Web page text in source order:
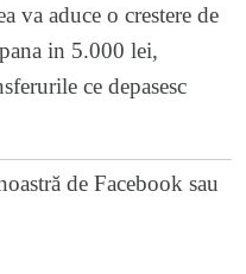
va aduce o crestere de
in 5.000 lei,
ce depasesc
de Facebook sau